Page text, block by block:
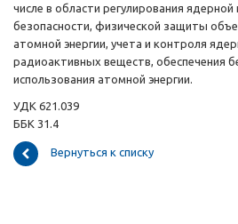
числе в области регулирования
безопасности, физической защиты
атомной энергии, учета и контроля
радиоактивных веществ, обеспечения
использования атомной энергии.
УДК 621.039
ББК 31.4
Вернуться к списку